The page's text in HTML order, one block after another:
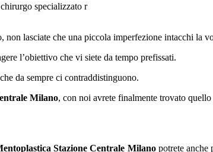
specializzato r
lasciate che una piccola imperfezione intacchi la
l’obiettivo che vi siete da tempo prefissati.
da sempre ci contraddistinguono.
Milano, con noi avrete finalmente trovato quello
Stazione Centrale Milanopotrete anche